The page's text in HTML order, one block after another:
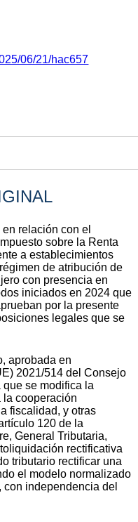
06/21/hac657
relación con el
sobre la Renta
a establecimientos
de atribución de
con presencia en
iniciados en 2024 que
por la presente
legales que se
aprobada en
2021/514 del Consejo
se modifica la
la cooperación
fiscalidad, y otras
120 de la
General Tributaria,
rectificativa
tributario rectificar una
el modelo normalizado
independencia del